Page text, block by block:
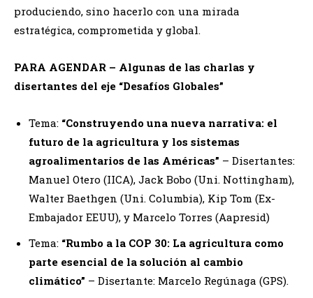
produciendo, sino hacerlo con una mirada
estratégica, comprometida y global.
PARA AGENDAR – Algunas de las charlas y
disertantes del eje “Desafíos Globales”
Tema: “Construyendo una nueva narrativa: el
futuro de la agricultura y los sistemas
agroalimentarios de las Américas” – Disertantes:
Manuel Otero (IICA), Jack Bobo (Uni. Nottingham),
Walter Baethgen (Uni. Columbia), Kip Tom (Ex-
Embajador EEUU), y Marcelo Torres (Aapresid)
Tema: “Rumbo a la COP 30: La agricultura como
parte esencial de la solución al cambio
climático” – Disertante: Marcelo Regúnaga (GPS).